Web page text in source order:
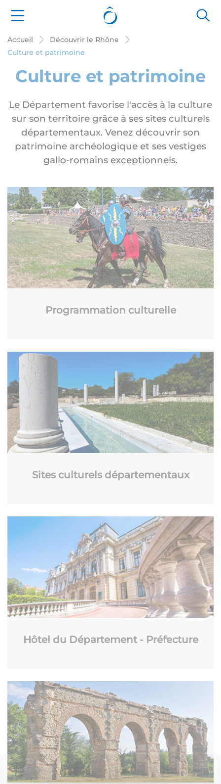
Accueil
Découvrir le Rhône
Culture et patrimoine
Culture et patrimoine
Le Département favorise l'accès à la culture
sur son territoire grâce à ses sites culturels
départementaux. Venez découvrir son
patrimoine archéologique et ses vestiges
gallo-romains exceptionnels.
Programmation culturelle
Sites culturels départementaux
Hôtel du Département - Préfecture